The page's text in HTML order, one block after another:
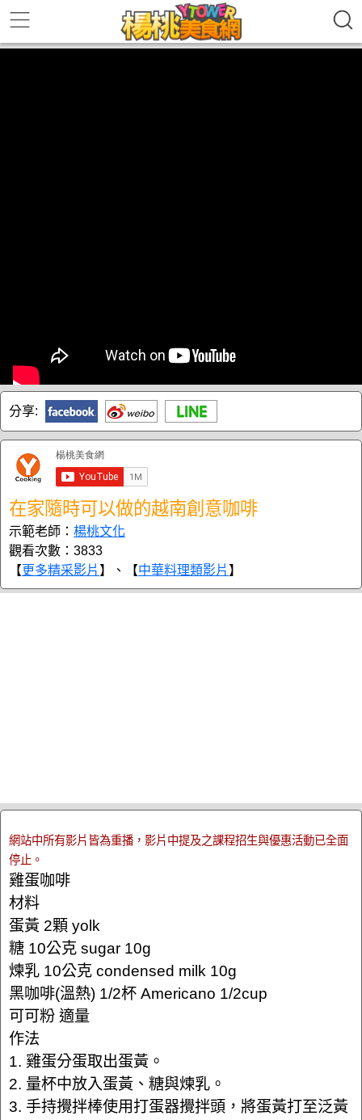
分享:
在家隨時可以做的越南創意咖啡
示範老師： 楊桃文化
觀看次數：3833
【更多精采影片 】、【中華料理類影片 】
網站中所有影片皆為重播，影片中提及之課程招生與優惠活動已全面
停止。
雞蛋咖啡
材料
蛋黃 2顆 yolk
糖 10公克 sugar 10g
煉乳 10公克 condensed milk 10g
黑咖啡(溫熱) 1/2杯 Americano 1/2cup
可可粉 適量
作法
1. 雞蛋分蛋取出蛋黃。
2. 量杯中放入蛋黃、糖與煉乳。
3. 手持攪拌棒使用打蛋器攪拌頭，將蛋黃打至泛黃